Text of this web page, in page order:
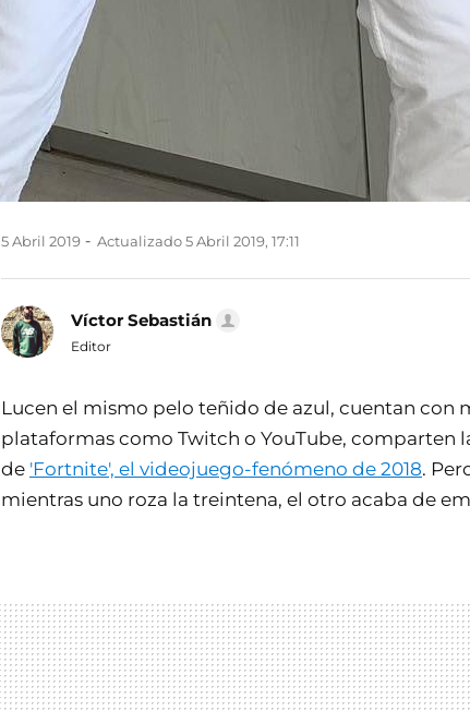
5 Abril 2019 Actualizado 5 Abril 2019, 17:11
Víctor Sebastián
Editor
Lucen el mismo pelo teñido de azul, cuentan con
plataformas como Twitch o YouTube, comparten
de 'Fortnite', el videojuego-fenómeno de 2018.
mientras uno roza la treintena, el otro acaba de